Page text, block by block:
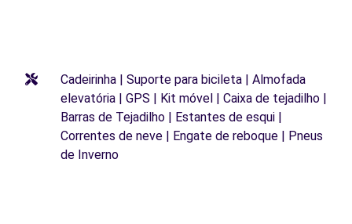
Cadeirinha | Suporte para bicileta | Almofada
elevatória | GPS | Kit móvel | Caixa de tejadilho |
Barras de Tejadilho | Estantes de esqui |
Correntes de neve | Engate de reboque | Pneus
de Inverno